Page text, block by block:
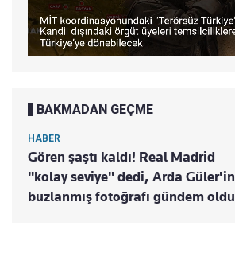
BAKMADAN GEÇME
HABER
Gören şaştı kaldı! Real Madrid
"kolay seviye" dedi, Arda Güler'in
buzlanmış fotoğrafı gündem oldu